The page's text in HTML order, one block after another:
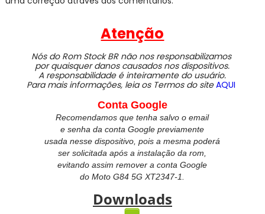
Atenção
Nós do Rom Stock BR não nos responsabilizamos
por quaisquer danos causados nos dispositivos.
A responsabilidade é inteiramente do usuário.
Para mais informações, leia os Termos do site AQUI
Conta Google
Recomendamos que tenha salvo o email
e senha da conta Google previamente
usada nesse dispositivo, pois a mesma poderá
ser solicitada após a instalação da rom,
evitando assim remover a conta Google
doMoto G84 5G XT2347-1.
Downloads